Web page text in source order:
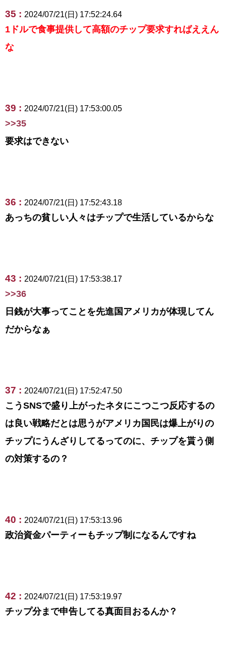
35 : 2024/07/21(日) 17:52:24.64
1ドルで食事提供して高額のチップ要求すればええん
な
39 : 2024/07/21(日) 17:53:00.05
>>35
要求はできない
36 : 2024/07/21(日) 17:52:43.18
あっちの貧しい人々はチップで生活しているからな
43 : 2024/07/21(日) 17:53:38.17
>>36
日銭が大事ってことを先進国アメリカが体現してん
だからなぁ
37 : 2024/07/21(日) 17:52:47.50
こうSNSで盛り上がったネタにこつこつ反応するの
は良い戦略だとは思うがアメリカ国民は爆上がりの
チップにうんざりしてるってのに、チップを貰う側
の対策するの？
40 : 2024/07/21(日) 17:53:13.96
政治資金パーティーもチップ制になるんですね
42 : 2024/07/21(日) 17:53:19.97
チップ分まで申告してる真面目おるんか？